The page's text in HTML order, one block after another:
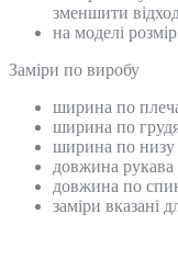
зменшити
на моделі
Замiри по виробу
ширина по
ширина по
ширина по низу
довжина рукава
довжина по
заміри вказані